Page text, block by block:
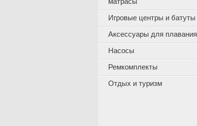
Игровые центры и батуты
Аксессуары для плавания
Насосы
Ремкомплекты
Отдых и туризм